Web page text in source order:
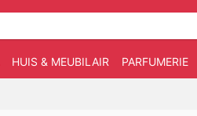
HUIS & MEUBILAIR PARFUMERIE